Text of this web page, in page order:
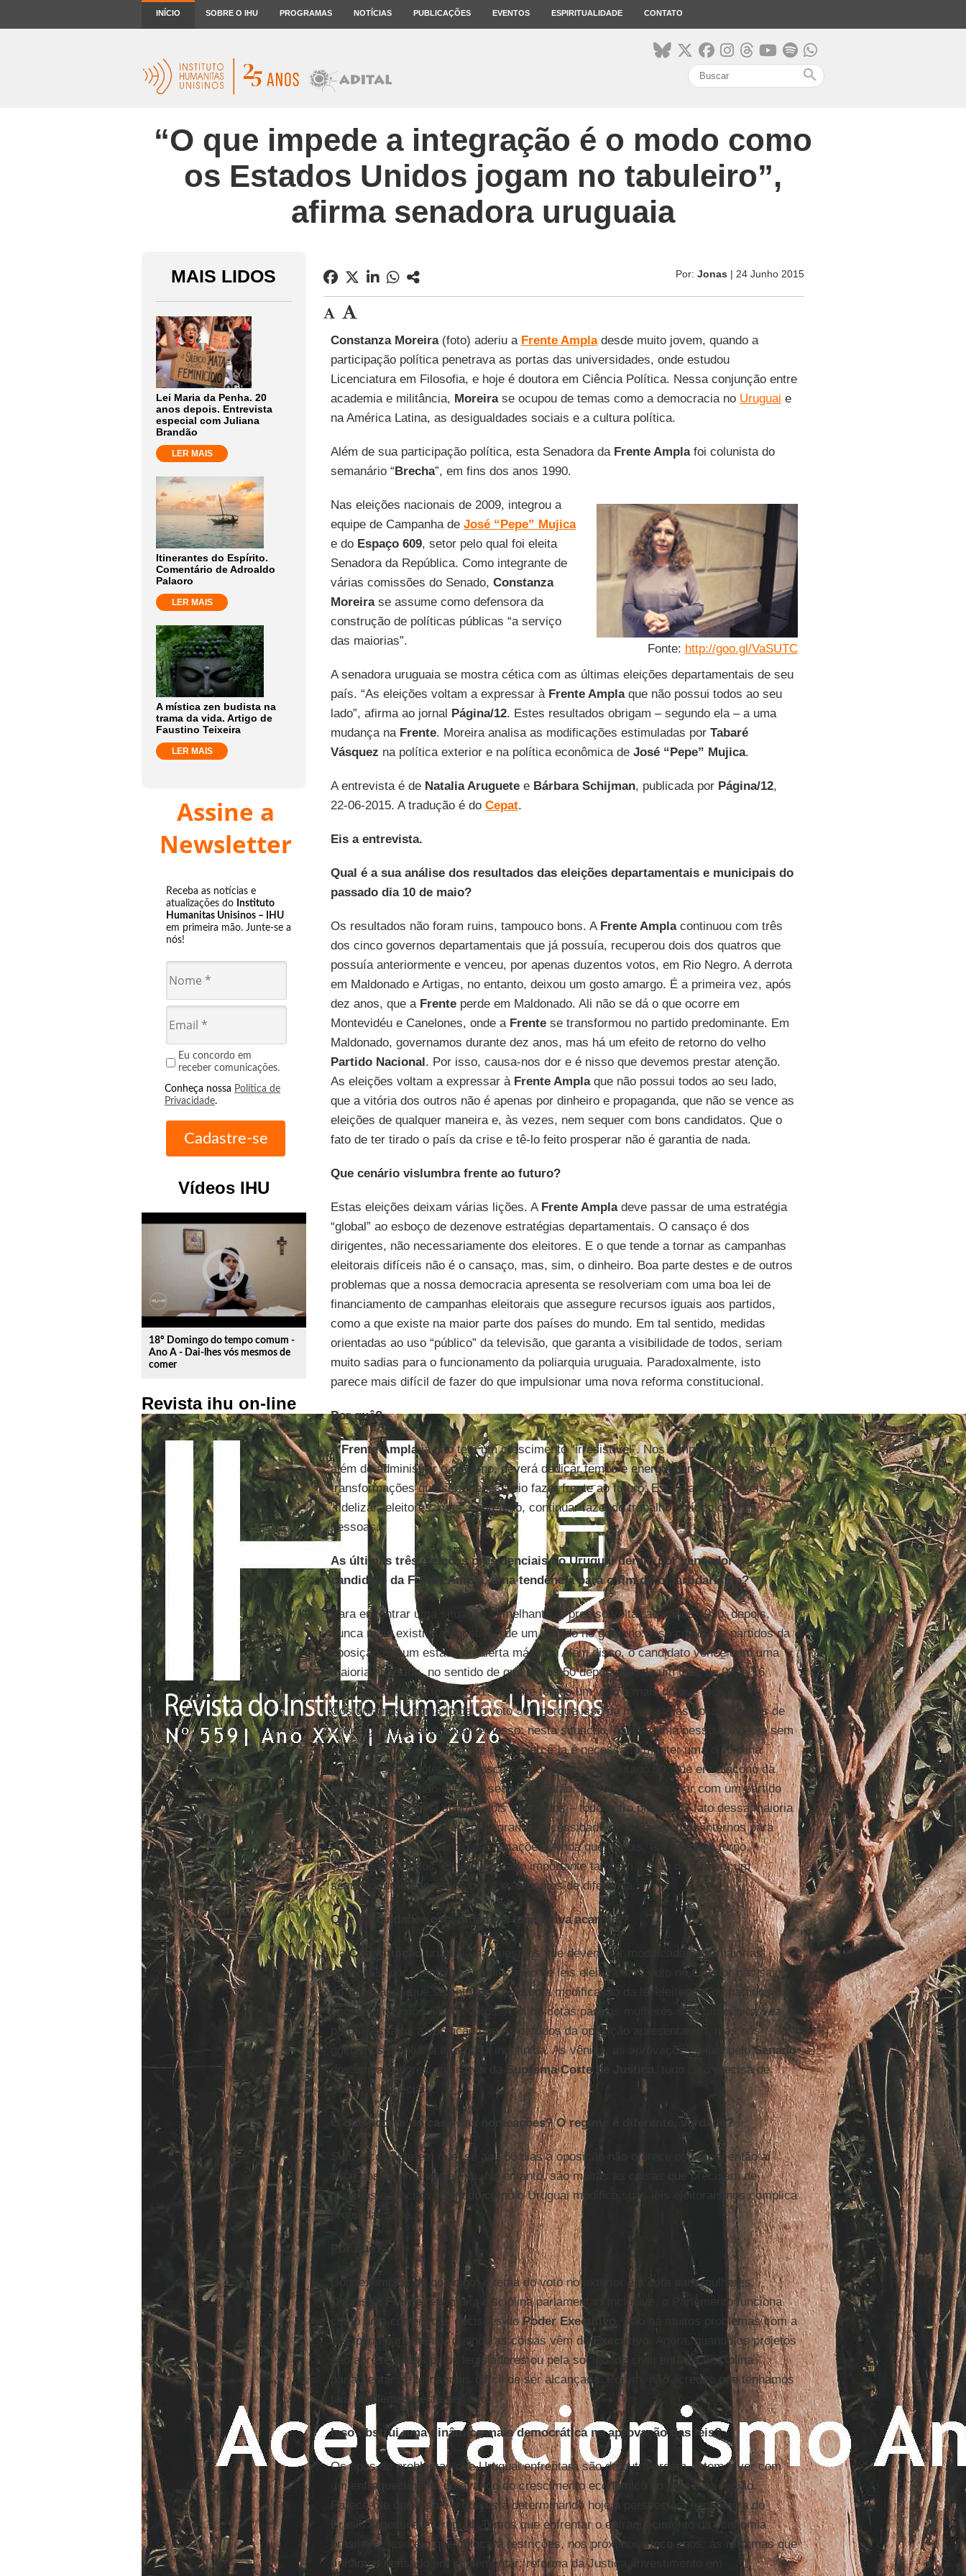
INÍCIO SOBRE O IHU PROGRAMAS NOTÍCIAS PUBLICAÇÕES EVENTOS ESPIRITUALIDADE CONTATO
search
“O que impede a integração é o modo como
os Estados Unidos jogam no tabuleiro”,
afirma senadora uruguaia
MAIS LIDOS
Lei Maria da Penha. 20
anos depois. Entrevista
especial com Juliana
Brandão
LER MAIS
Itinerantes do Espírito.
Comentário de Adroaldo
Palaoro
LER MAIS
A mística zen budista na
trama da vida. Artigo de
Faustino Teixeira
LER MAIS
Assine a
Newsletter
Receba as notícias e
atualizações do Instituto
Humanitas Unisinos – IHU
em primeira mão. Junte-se a
nós!
Eu concordo em
receber comunicações.
Conheça nossa Política de
Privacidade.
Vídeos IHU
play_circle_outline
18º Domingo do tempo comum -
Ano A - Dai-lhes vós mesmos de
comer
Revista ihu on-line
Por: Jonas | 24 Junho 2015
Constanza Moreira(foto) aderiu a Frente Ampladesde muito jovem, quando a
participação política penetrava as portas das universidades, onde estudou
Licenciatura em Filosofia, e hoje é doutora em Ciência Política. Nessa conjunção entre
academia e militância, Moreirase ocupou de temas como a democracia no Uruguai e
na América Latina, as desigualdades sociais e a cultura política.
Além de sua participação política, esta Senadora da Frente Amplafoi colunista do
semanário “Brecha”, em fins dos anos 1990.
Fonte: http://goo.gl/VaSUTC
Nas eleições nacionais de 2009, integrou a
equipe de Campanha de José “Pepe” Mujica
e do Espaço 609, setor pelo qual foi eleita
Senadora da República. Como integrante de
várias comissões do Senado, Constanza
Moreirase assume como defensora da
construção de políticas públicas “a serviço
das maiorias”.
A senadora uruguaia se mostra cética com as últimas eleições departamentais de seu
país. “As eleições voltam a expressar à Frente Amplaque não possui todos ao seu
lado”, afirma ao jornal Página/12. Estes resultados obrigam – segundo ela – a uma
mudança na Frente. Moreira analisa as modificações estimuladas por Tabaré
Vásquez na política exterior e na política econômica de José “Pepe” Mujica.
A entrevista é de Natalia Aruguetee Bárbara Schijman, publicada por Página/12,
22-06-2015. A tradução é do Cepat.
Eis a entrevista.
Qual é a sua análise dos resultados das eleições departamentais e municipais do
passado dia 10 de maio?
Os resultados não foram ruins, tampouco bons. A Frente Amplacontinuou com três
dos cinco governos departamentais que já possuía, recuperou dois dos quatros que
possuía anteriormente e venceu, por apenas duzentos votos, em Rio Negro. A derrota
em Maldonado e Artigas, no entanto, deixou um gosto amargo. É a primeira vez, após
dez anos, que a Frenteperde em Maldonado. Ali não se dá o que ocorre em
Montevidéu e Canelones, onde a Frentese transformou no partido predominante. Em
Maldonado, governamos durante dez anos, mas há um efeito de retorno do velho
Partido Nacional. Por isso, causa-nos dor e é nisso que devemos prestar atenção.
As eleições voltam a expressar à Frente Amplaque não possui todos ao seu lado,
que a vitória dos outros não é apenas por dinheiro e propaganda, que não se vence as
eleições de qualquer maneira e, às vezes, nem sequer com bons candidatos. Que o
fato de ter tirado o país da crise e tê-lo feito prosperar não é garantia de nada.
Que cenário vislumbra frente ao futuro?
Estas eleições deixam várias lições. A Frente Ampladeve passar de uma estratégia
“global” ao esboço de dezenove estratégias departamentais. O cansaço é dos
dirigentes, não necessariamente dos eleitores. E o que tende a tornar as campanhas
eleitorais difíceis não é o cansaço, mas, sim, o dinheiro. Boa parte destes e de outros
problemas que a nossa democracia apresenta se resolveriam com uma boa lei de
financiamento de campanhas eleitorais que assegure recursos iguais aos partidos,
como a que existe na maior parte dos países do mundo. Em tal sentido, medidas
orientadas ao uso “público” da televisão, que garanta a visibilidade de todos, seriam
muito sadias para o funcionamento da poliarquia uruguaia. Paradoxalmente, isto
parece mais difícil de fazer do que impulsionar uma nova reforma constitucional.
Por quê?
AFrente Amplajá não tem um crescimento “irresistível”. Nos tempos que seguem,
além de administrar o governo, deverá dedicar tempo e energia para pensar nas
transformações que será necessário fazer frente ao futuro. Está claro que precisa
“fidelizar” eleitores, mas, sobretudo, continuar fazendo trabalho político com as
pessoas.
As últimas três eleições presidenciais no Uruguai deram por vencedor o
candidato da Frente Ampla, uma tendência para o fim do bipartidarismo?
Para encontrar uma situação semelhante, é preciso voltar aos anos 1950; depois,
nunca mais existiu tal repetição de um partido no governo. Isso coloca os partidos da
oposição em um estado de alerta máxima. Além disso, o candidato vence com uma
maioria apertada, no sentido de que temos 50 deputados, de um total de 99, e 16
senadores, de um total de 31. Sempre temos um voto a mais do que eles.
Costumamos chamá-lo de “o voto 50”, porque isso dá muitíssimas possibilidades de
chantagear algum dissidente nosso: nesta situação, apenas uma pessoa te deixa sem
maioria. Temos maioria, mas para exercê-la é necessário manter uma disciplina
perfeita. Isto aconteceu conosco com o aborto. O deputado 50, que era diácono da
Igreja católica , não quis dar seu voto. Então, tivemos que negociar com um partido
pequeno – que tinha apenas dois deputados – todo outro projeto. O fato dessa maioria
ser por um voto, acarreta uma grande necessidade de fazer acordos internos para
evitar dissidências dentro das votações. Ainda que depois, em segundo turno,
vencemos folgados. Este é um dado importante também, o fato de que em um
segundo turno vencemos por 4 ou 5 pontos de diferença.
Que dificuldades esta dinâmica legislativa acarreta?
NaConstituiçãouruguaia há questões que devem ser modificadas por maiorias
especiais, por exemplo, a modificação de leis eleitorais. O voto no exterior não saiu
no Uruguai porque se entende como uma modificação da lei eleitoral e os partidos da
oposição não nos dão os votos. A lei de cotas para as mulheres saiu uma única vez
porque essa foi a condição que os partidos da oposição apresentaram, mas nós
queremos ampliá-la e torna-la indefinida. As vênias, as aprovações feitas peloSenado
dos embaixadores, ministros da
Suprema Corte de Justiça
, tudo isso precisa de
maiorias especiais.
O que ocorre no caso das nomeações? O regime é diferente, verdade?
Sim, e consiste em que, se aos 60 dias a oposição não oferece os votos, então aí
você possui uma vênia fixa. No entanto, são muitas as coisas que precisam de
maiorias especiais. O modo como o Uruguai modifica suas leis eleitorais nos complica
profundamente.
Por quê?
Dois exemplos do que digo: o tema do voto no exterior e a cota para mulheres.
Depois, a
Frentetem muita disciplina parlamentar. Inclusive, o Parlamento funciona
como uma correia das decisões doPoder Executivo
. Não há muitos problemas com a
disciplina parlamentar quando as coisas vêm do Executivo
. Agora, quando os projetos
são apresentados pelos legisladores ou pela sociedade civil, então a disciplina
parlamentar se torna mais difícil de ser alcançada. Porém, não acredito que tenhamos
tais problemas neste período.
Isso obstrui uma dinâmica mais democrática na aprovação das leis?
Os tipos de problemas que Uruguai enfrentará são de outra ordem, e tem a ver com
um enfraquecimento no avanço do crescimento econômico no país e na região.
Parece-me que isso é o que está determinando hoje a perspectiva econômica do
Brasil, Argentina e Uruguai. Temos que enfrentar o enfraquecimento da economia
brasileira. Isso é o que colocará restrições, nos próximos cinco anos, às reformas que
tínhamos pensado em implementar: reforma da Justiça, investimento em